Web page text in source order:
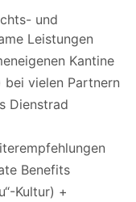
und
Leistungen
Kantine
bei vielen Partnern
Dienstrad
Benefits
Kultur) +